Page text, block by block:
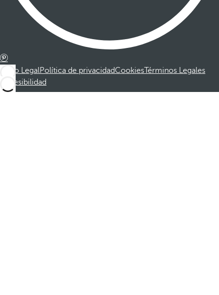
Aviso LegalPolítica de privacidadCookiesTérminos Legales
Accesibilidad